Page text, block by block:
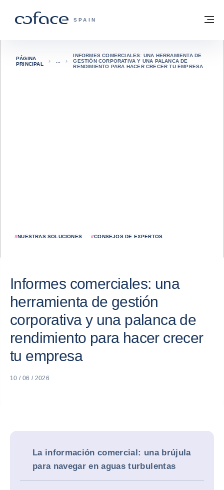
COFACE - FOR TRADE
SPAIN
Volver a la página principal
#NUESTRAS SOLUCIONES #CONSEJOS DE EXPERTOS
PÁGINA
PRINCIPAL
INFORMES COMERCIALES: UNA HERRAMIENTA DE
GESTIÓN CORPORATIVA Y UNA PALANCA DE
RENDIMIENTO PARA HACER CRECER TU EMPRESA
Informes comerciales: una
herramienta de gestión
corporativa y una palanca de
rendimiento para hacer crecer
tu empresa
10 / 06 / 2026
La información comercial: una brújula
para navegar en aguas turbulentas